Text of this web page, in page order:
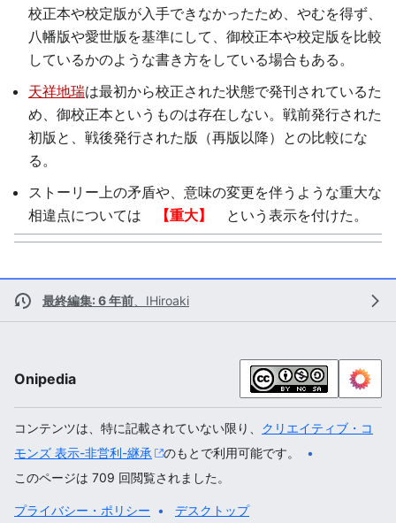
校正本や校定版が入手できなかったため、やむを得ず、
八幡版や愛世版を基準にして、御校正本や校定版を比較
しているかのような書き方をしている場合もある。
天祥地瑞は最初から校正された状態で発刊されているた
め、御校正本というものは存在しない。戦前発行された
初版と、戦後発行された版（再版以降）との比較にな
る。
ストーリー上の矛盾や、意味の変更を伴うような重大な
相違点については
【重大】 という表示を付けた。
最終編集: 6 年前 IHiroaki
Onipedia
コンテンツは、特に記載されていない限り、 クリエイティブ・コ
モンズ 表示-非営利-継承
のもとで利用可能です。
このページは 709 回閲覧されました。
プライバシー・ポリシー デスクトップ